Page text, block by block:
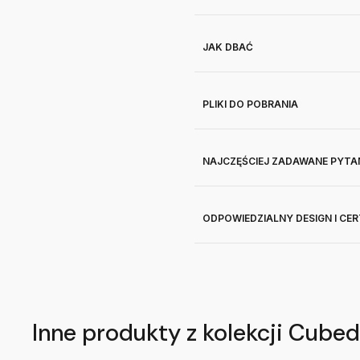
JAK DBAĆ
PLIKI DO POBRANIA
NAJCZĘŚCIEJ ZADAWANE
ODPOWIEDZIALNY DESIGN I
Inne produkty z kolekcji Cubed